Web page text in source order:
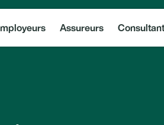
Assureurs